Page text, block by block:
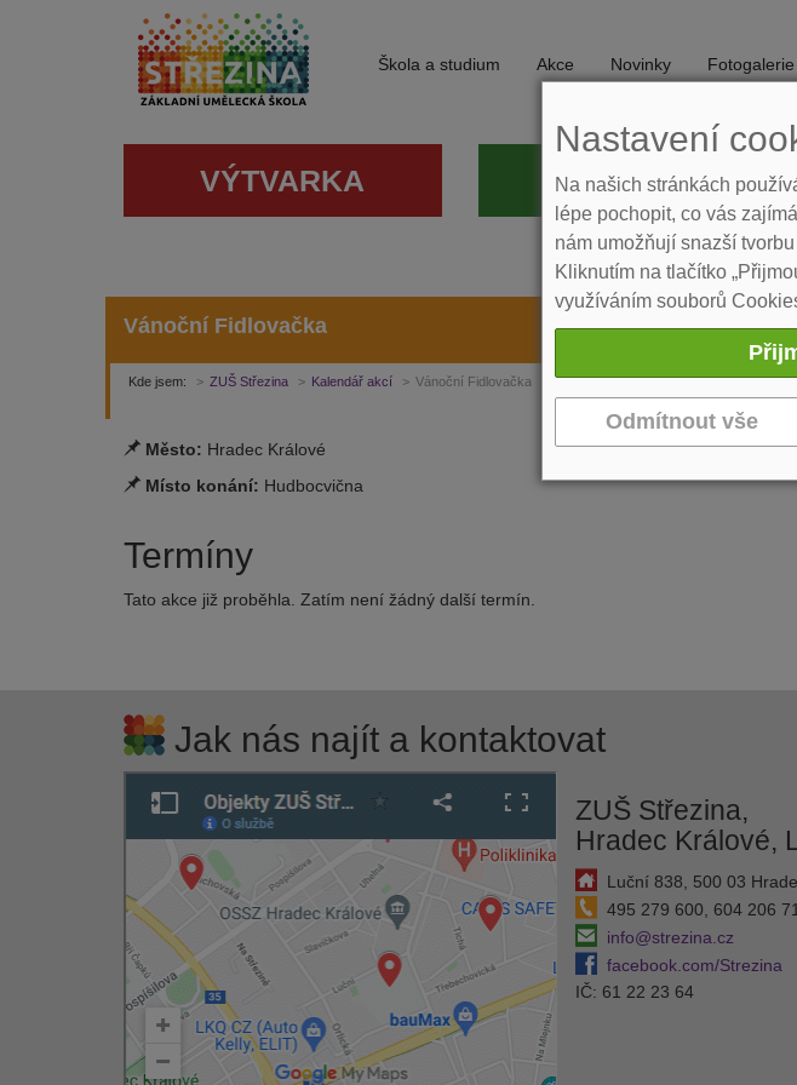
Škola a studium Akce Novinky Fotogalerie
VÝTVARKA DIVADLO
Vánoční Fidlovačka
Kde jsem: ZUŠ Střezina Kalendář akcí Vánoční Fidlovačka
Město: Hradec Králové
Místo konání: Hudbocvična
Termíny
Tato akce již proběhla. Zatím není žádný další termín.
Jak nás najít a kontaktovat
ZUŠ Střezina,
Hradec Králové,
Luční 838, 500 03
495 279 600, 604 206
info@strezina.cz
facebook.com/Strezina
IČ: 61 22 23 64
Nastavení
Na našich stránkách
lépe pochopit, co vás
nám umožňují snazší
Kliknutím na tlačítko
využíváním souborů